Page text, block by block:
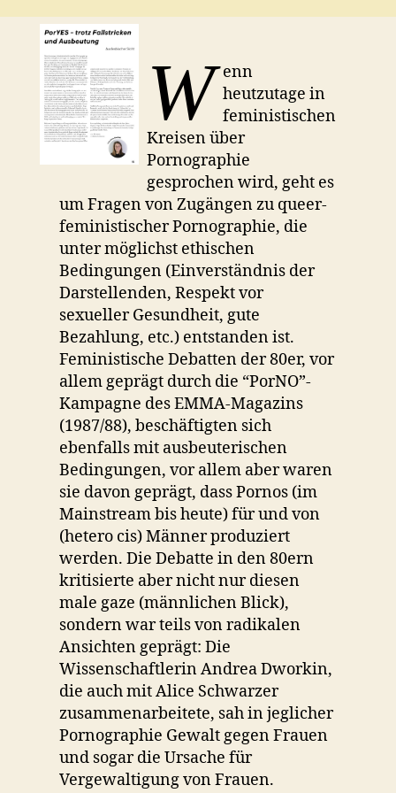
W enn
heutzutage in
feministischen
Kreisen über
Pornographie
gesprochen wird, geht es
um Fragen von Zugängen zu queer-
feministischer Pornographie, die
unter möglichst ethischen
Bedingungen (Einverständnis der
Darstellenden, Respekt vor
sexueller Gesundheit, gute
Bezahlung, etc.) entstanden ist.
Feministische Debatten der 80er, vor
allem geprägt durch die “PorNO”-
Kampagne des EMMA-Magazins
(1987/88), beschäftigten sich
ebenfalls mit ausbeuterischen
Bedingungen, vor allem aber waren
sie davon geprägt, dass Pornos (im
Mainstream bis heute) für und von
(hetero cis) Männer produziert
werden. Die Debatte in den 80ern
kritisierte aber nicht nur diesen
male gaze (männlichen Blick),
sondern war teils von radikalen
Ansichten geprägt: Die
Wissenschaftlerin Andrea Dworkin,
die auch mit Alice Schwarzer
zusammenarbeitete, sah in jeglicher
Pornographie Gewalt gegen Frauen
und sogar die Ursache für
Vergewaltigung von Frauen.